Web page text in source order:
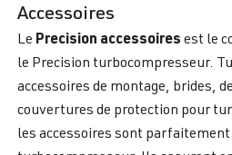
Accessoires
Le Precision accessoires est le
le Precision turbocompresseur.
accessoires de montage, brides,
couvertures de protection pour
les accessoires sont parfaitement